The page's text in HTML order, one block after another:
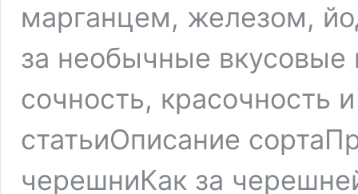
марганцем, железом,
за необычные вкусовые
сочность, красочность
статьиОписание
черешниКак за